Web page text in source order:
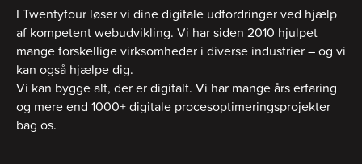
I Twentyfour løser vi dine digitale udfordringer ved hjælp
af kompetent webudvikling. Vi har siden 2010 hjulpet
mange forskellige virksomheder i diverse industrier – og vi
kan også hjælpe dig.
Vi kan bygge alt, der er digitalt. Vi har mange års erfaring
og mere end 1000+ digitale procesoptimeringsprojekter
bag os.